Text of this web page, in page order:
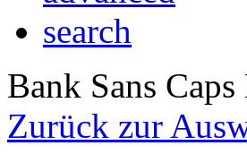
Bank Sans
Zurück zur